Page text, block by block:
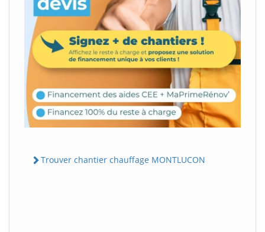
Trouver chantier chauffage MONTLUCON